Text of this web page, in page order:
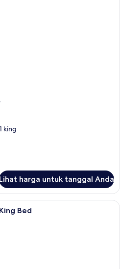
king
harga untuk tanggal Anda
Kamar mandi | Shower, pancuran
Bed